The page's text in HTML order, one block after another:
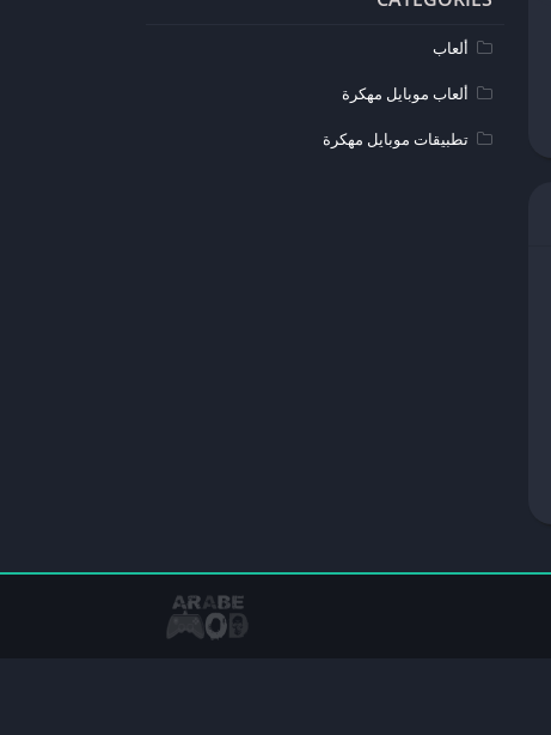
ألعاب
ألعاب موبايل مهكرة
تطبيقات موبايل مهكرة